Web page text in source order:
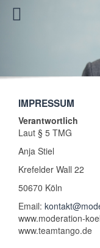
IMPRESSUM
Verantwortlich
Laut § 5 TMG
Anja Stiel
Krefelder Wall 22
50670 Köln
Email:
www.moderation-
www.teamtango.de